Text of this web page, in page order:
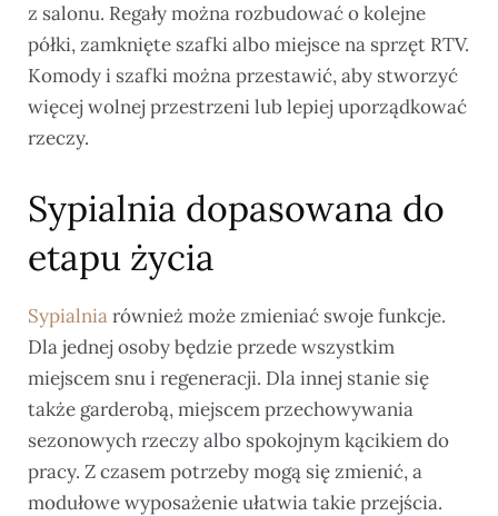
z salonu. Regały można rozbudować o kolejne
półki, zamknięte szafki albo miejsce na sprzęt RTV.
Komody i szafki można przestawić, aby stworzyć
więcej wolnej przestrzeni lub lepiej uporządkować
rzeczy.
Sypialnia dopasowana do
etapu życia
Sypialniarównież może zmieniać swoje funkcje.
Dla jednej osoby będzie przede wszystkim
miejscem snu i regeneracji. Dla innej stanie się
także garderobą, miejscem przechowywania
sezonowych rzeczy albo spokojnym kącikiem do
pracy. Z czasem potrzeby mogą się zmienić, a
modułowe wyposażenie ułatwia takie przejścia.